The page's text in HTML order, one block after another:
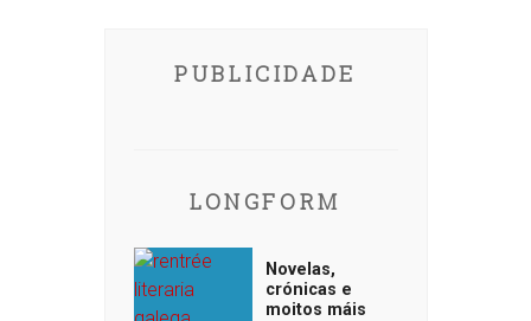
PUBLICIDADE
LONGFORM
Novelas,
crónicas e
moitos máis